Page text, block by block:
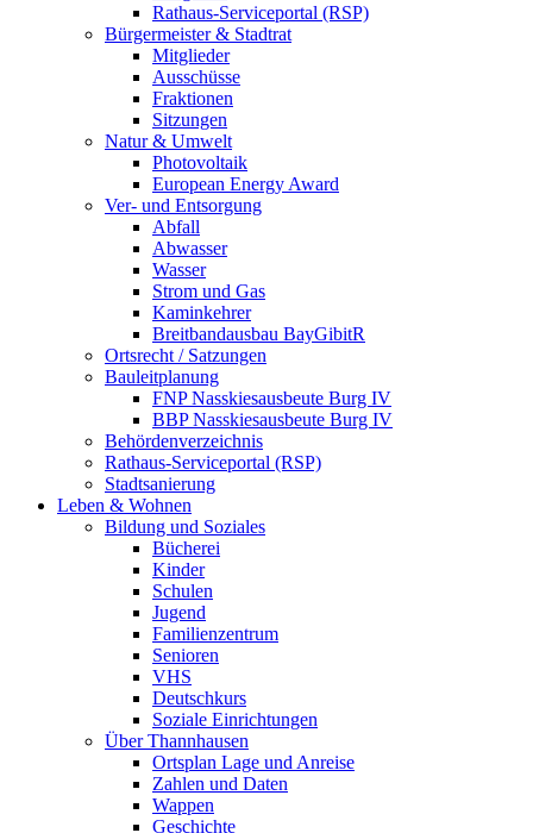
Rathaus-Serviceportal (RSP)
Bürgermeister & Stadtrat
Mitglieder
Ausschüsse
Fraktionen
Sitzungen
Natur & Umwelt
Photovoltaik
European Energy Award
Ver- und Entsorgung
Abfall
Abwasser
Wasser
Strom und Gas
Kaminkehrer
Breitbandausbau BayGibitR
Ortsrecht / Satzungen
Bauleitplanung
FNP Nasskiesausbeute Burg IV
BBP Nasskiesausbeute Burg IV
Behördenverzeichnis
Rathaus-Serviceportal (RSP)
Stadtsanierung
Leben & Wohnen
Bildung und Soziales
Bücherei
Kinder
Schulen
Jugend
Familienzentrum
Senioren
VHS
Deutschkurs
Soziale Einrichtungen
Über Thannhausen
Ortsplan Lage und Anreise
Zahlen und Daten
Wappen
Geschichte